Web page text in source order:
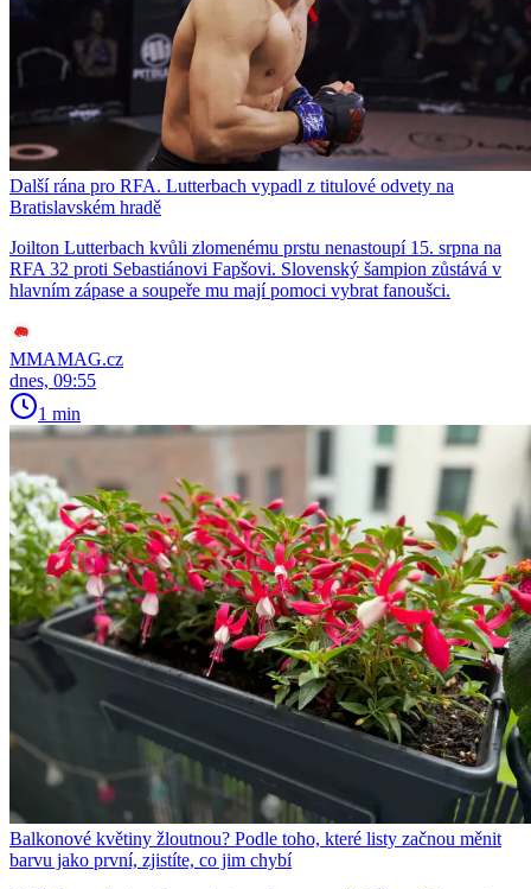
Další rána pro RFA. Lutterbach vypadl z titulové odvety na
Bratislavském hradě
Joilton Lutterbach kvůli zlomenému prstu nenastoupí 15. srpna na
RFA 32 proti Sebastiánovi Fapšovi. Slovenský šampion zůstává v
hlavním zápase a soupeře mu mají pomoci vybrat fanoušci.
MMAMAG.cz
dnes, 09:55
1 min
Balkonové květiny žloutnou? Podle toho, které listy začnou měnit
barvu jako první, zjistíte, co jim chybí